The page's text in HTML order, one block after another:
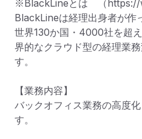
※BlackLineとは　（https://
BlackLineは経理出身者が作
世界130か国・4000社を超
界的なクラウド型の経理業
す。
【業務内容】
バックオフィス業務の高度
す。